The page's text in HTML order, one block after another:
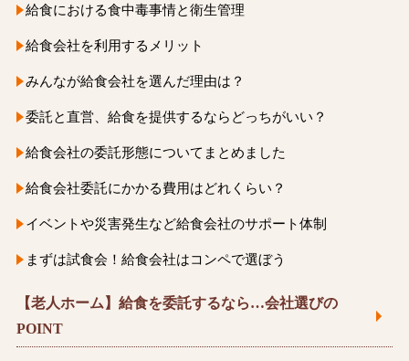
給食における食中毒事情と衛生管理
給食会社を利用するメリット
みんなが給食会社を選んだ理由は？
委託と直営、給食を提供するならどっちがいい？
給食会社の委託形態についてまとめました
給食会社委託にかかる費用はどれくらい？
イベントや災害発生など給食会社のサポート体制
まずは試食会！給食会社はコンペで選ぼう
【老人ホーム】給食を委託するなら…会社選びの
POINT